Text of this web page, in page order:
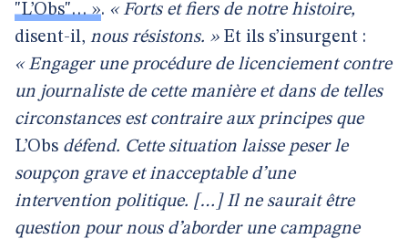
"L’Obs"… ». « Forts et fiers de notre histoire,
disent-il, nous résistons. »Et ils s’insurgent :
« Engager une procédure de licenciement contre
un journaliste de cette manière et dans de telles
circonstances est contraire aux principes que
L’Obs défend. Cette situation laisse peser le
soupçon grave et inacceptable d’une
intervention politique. […] Il ne saurait être
question pour nous d’aborder une campagne